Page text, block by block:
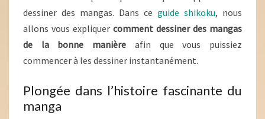
dessiner des mangas. Dans ce guide shikoku, nous
allons vous expliquer comment dessiner des mangas
de la bonne manière afin que vous puissiez
commencer à les dessiner instantanément.
Plongée dans l’histoire fascinante du
manga